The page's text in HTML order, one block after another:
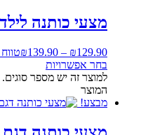
מצעי כותנה
₪129.90
–
₪139.90
טווח
בחר אפשרויות
למוצר זה יש מספר
המוצר
מבצע!